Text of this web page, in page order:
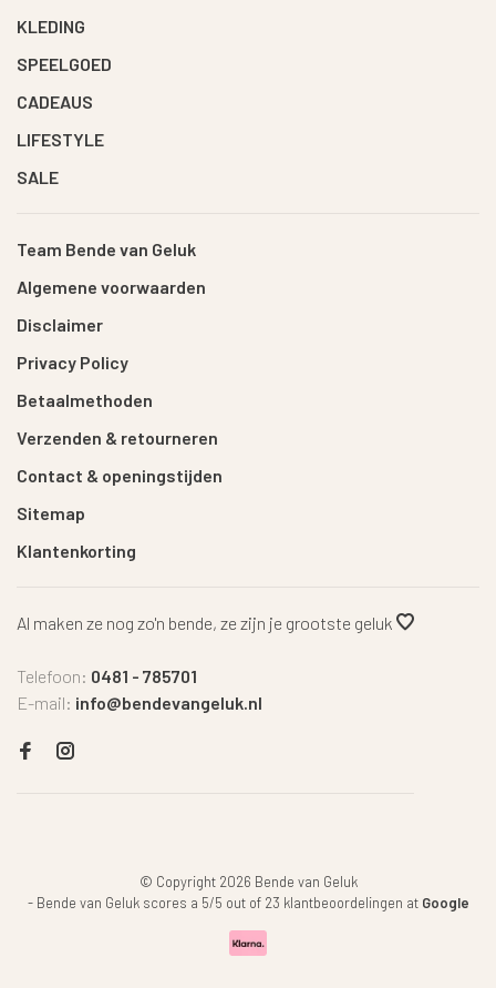
KLEDING
SPEELGOED
CADEAUS
LIFESTYLE
SALE
Team Bende van Geluk
Algemene voorwaarden
Disclaimer
Privacy Policy
Betaalmethoden
Verzenden & retourneren
Contact & openingstijden
Sitemap
Klantenkorting
Al maken ze nog zo'n bende, ze zijn je grootste geluk
Telefoon: 0481 - 785701
E-mail: info@bendevangeluk.nl
© Copyright 2026 Bende van Geluk
- Bende van Geluk scores a 5/5 out of 23 klantbeoordelingen at Google